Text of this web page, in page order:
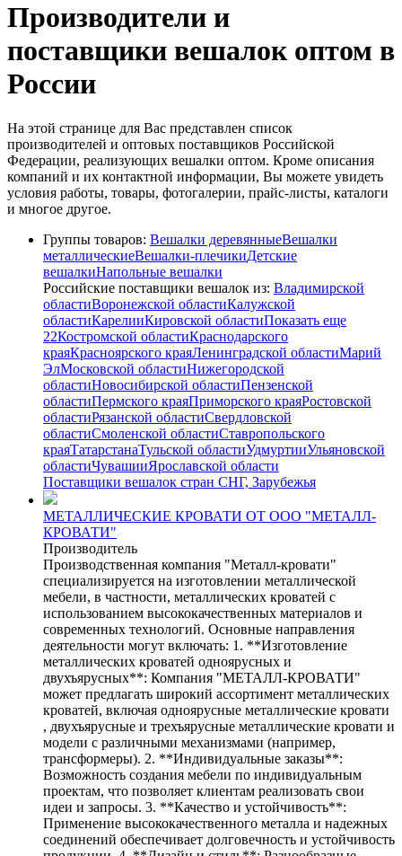
Производители и
поставщики вешалок оптом в
России
На этой странице для Вас представлен список
производителей и оптовых поставщиков Российской
Федерации, реализующих вешалки оптом. Кроме описания
компаний и их контактной информации, Вы можете увидеть
условия работы, товары, фотогалерии, прайс-листы, каталоги
и многое другое.
Группы товаров: Вешалки деревянныеВешалки
металлическиеВешалки-плечикиДетские
вешалкиНапольные вешалки
Российские поставщики вешалок из: Владимирской
областиВоронежской областиКалужской
областиКарелииКировской областиПоказать еще
22Костромской областиКраснодарского
краяКрасноярского краяЛенинградской областиМарий
ЭлМосковской областиНижегородской
областиНовосибирской областиПензенской
областиПермского краяПриморского краяРостовской
областиРязанской областиСвердловской
областиСмоленской областиСтавропольского
краяТатарстанаТульской областиУдмуртииУльяновской
областиЧувашииЯрославской области
Поставщики вешалок стран СНГ, Зарубежья
МЕТАЛЛИЧЕСКИЕ КРОВАТИ ОТ ООО "МЕТАЛЛ-
КРОВАТИ"
Производитель
Производственная компания "Металл-кровати"
специализируется на изготовлении металлической
мебели, в частности, металлических кроватей с
использованием высококачественных материалов и
современных технологий. Основные направления
деятельности могут включать: 1. **Изготовление
металлических кроватей одноярусных и
двухъярусных**: Компания "МЕТАЛЛ-КРОВАТИ"
может предлагать широкий ассортимент металлических
кроватей, включая одноярусные металлические кровати
, двухъярусные и трехъярусные металлические кровати и
модели с различными механизмами (например,
трансформеры). 2. **Индивидуальные заказы**:
Возможность создания мебели по индивидуальным
проектам, что позволяет клиентам реализовать свои
идеи и запросы. 3. **Качество и устойчивость**:
Применение высококачественного металла и надежных
соединений обеспечивает долговечность и устойчивость